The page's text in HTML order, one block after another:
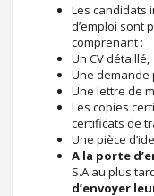
Les candidats
d’emploi sont
comprenant :
Un CV détaillé,
Une demande
Une lettre de
Les copies
certificats de
Une pièce
A la porte
S.A au plus
d’envoyer